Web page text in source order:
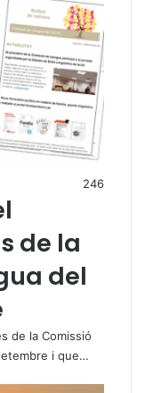
246
de la
del
de la Comissió
i que…